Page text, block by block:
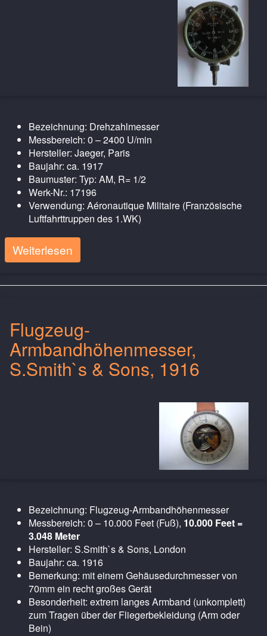
Bezeichnung: Drehzahlmesser
Messbereich: 0 – 2400 U/min
Hersteller: Jaeger, Paris
Baujahr: ca. 1917
Baumuster: Typ: AM, R= 1/2
Werk-Nr.: 17196
Verwendung: Aéronautique Militaire (Französische
Luftfahrttruppen des 1.WK)
Weiterlesen
Flugzeug-
Armbandhöhenmesser,
S.Smith`s & Sons, 1916
Bezeichnung: Flugzeug-Armbandhöhenmesser
Messbereich: 0 – 10.000 Feet (Fuß), 10.000 Feet =
3.048 Meter
Hersteller: S.Smith`s & Sons, London
Baujahr: ca. 1916
Bemerkung: mit einem Gehäusedurchmesser von
70mm ein recht großes Gerät
Besonderheit: extrem langes Armband (unkomplett)
zum Tragen über der Fliegerbekleidung (Arm oder
Bein)